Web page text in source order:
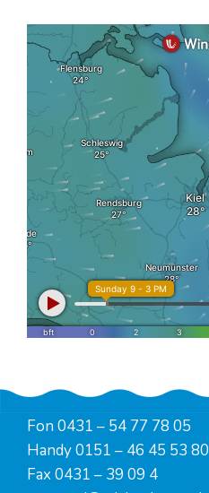
Fon0431 – 54 77 78 05
Handy0151 – 46 45 53 80
Fax 0431 – 39 09 4